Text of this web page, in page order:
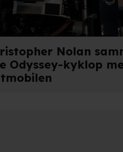
partnere.
Du kan
cookiepolitik
Nolan
Odyssey-kyklop